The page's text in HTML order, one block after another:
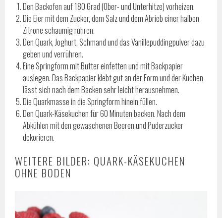
Den Backofen auf 180 Grad (Ober- und Unterhitze) vorheizen.
Die Eier mit dem Zucker, dem Salz und dem Abrieb einer halben
Zitrone schaumig rühren.
Den Quark, Joghurt, Schmand und das Vanillepuddingpulver dazu
geben und verrühren.
Eine Springform mit Butter einfetten und mit Backpapier
auslegen. Das Backpapier klebt gut an der Form und der Kuchen
lässt sich nach dem Backen sehr leicht herausnehmen.
Die Quarkmasse in die Springform hinein füllen.
Den Quark-Käsekuchen für 60 Minuten backen. Nach dem
Abkühlen mit den gewaschenen Beeren und Puderzucker
dekorieren.
WEITERE BILDER: QUARK-KÄSEKUCHEN
OHNE BODEN